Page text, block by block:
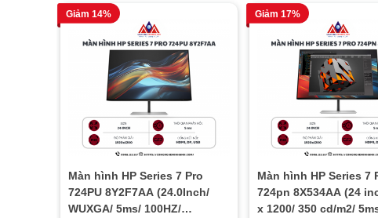
Giảm 14%
Màn hình HP Series 7 Pro
724PU 8Y2F7AA (24.0Inch/
WUXGA/ 5ms/ 100HZ/
Giảm 17%
Màn hình HP Series 7
724pn 8X534AA (24
x 1200/ 350 cd/m2/